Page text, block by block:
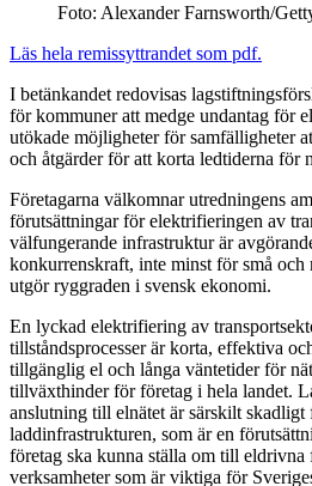
Foto: Alexander Farnsworth/
Läs hela remissyttrandet som pdf.
I betänkandet redovisas
för kommuner att medge undantag för
utökade möjligheter för samfälligheter
och åtgärder för att korta ledtiderna för
Företagarna välkomnar utredningens
förutsättningar för elektrifieringen av
välfungerande infrastruktur är
konkurrenskraft, inte minst för små och
utgör ryggraden i svensk ekonomi.
En lyckad elektrifiering av
tillståndsprocesser är korta, effektiva
tillgänglig el och långa väntetider för
tillväxthinder för företag i hela landet.
anslutning till elnätet är särskilt
laddinfrastrukturen, som är en
företag ska kunna ställa om till
verksamheter som är viktiga för